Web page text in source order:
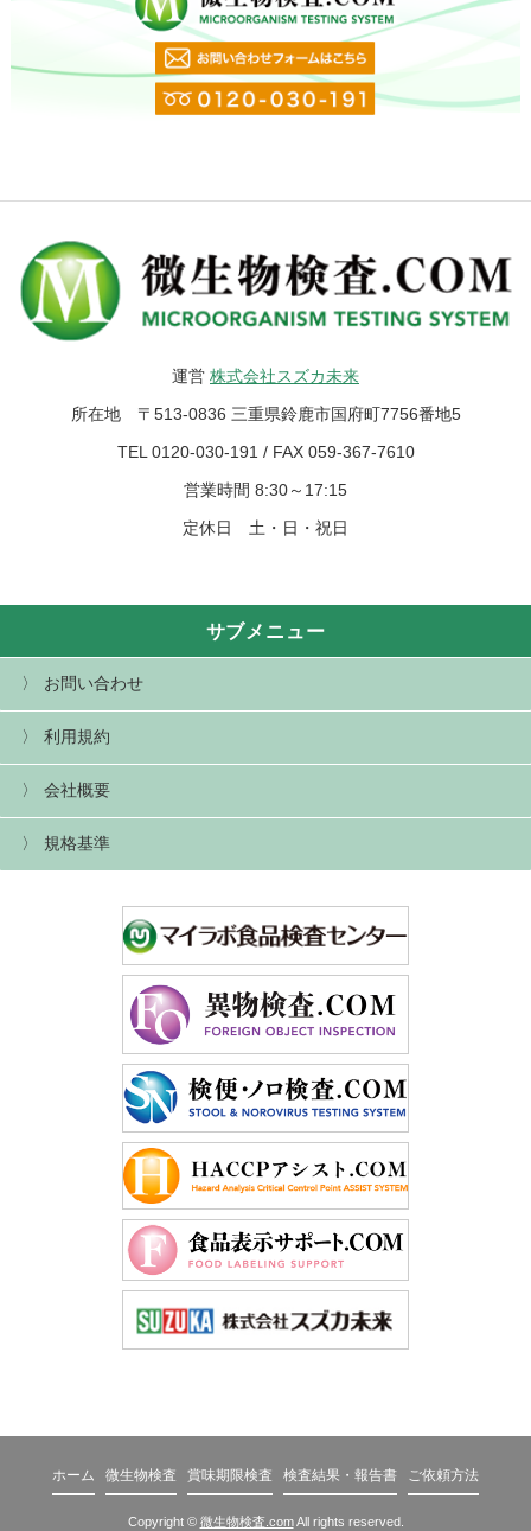
運営 株式会社スズカ未来
所在地 〒513-0836 三重県鈴鹿市国府町7756番地5
TEL 0120-030-191 / FAX 059-367-7610
営業時間 8:30～17:15
定休日 土・日・祝日
サブメニュー
お問い合わせ
利用規約
会社概要
規格基準
ホーム 微生物検査 賞味期限検査 検査結果・報告書 ご依頼方法
Copyright © 微生物検査.comAll rights reserved.